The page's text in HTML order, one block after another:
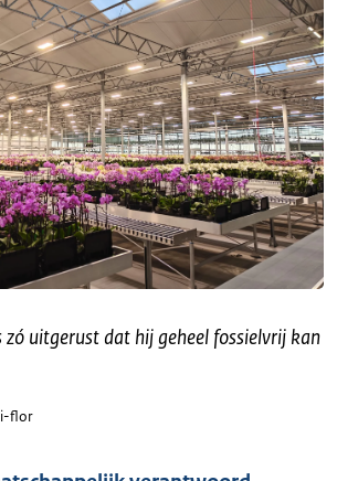
zó uitgerust dat hij geheel fossielvrij kan
flor